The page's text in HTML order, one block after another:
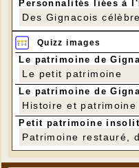
Personnalités liées à
Des Gignacois
Quizz images
Le patrimoine de
Le petit patrimoine
Le patrimoine de
Histoire et patrimoine
Petit patrimoine
Patrimoine restauré,